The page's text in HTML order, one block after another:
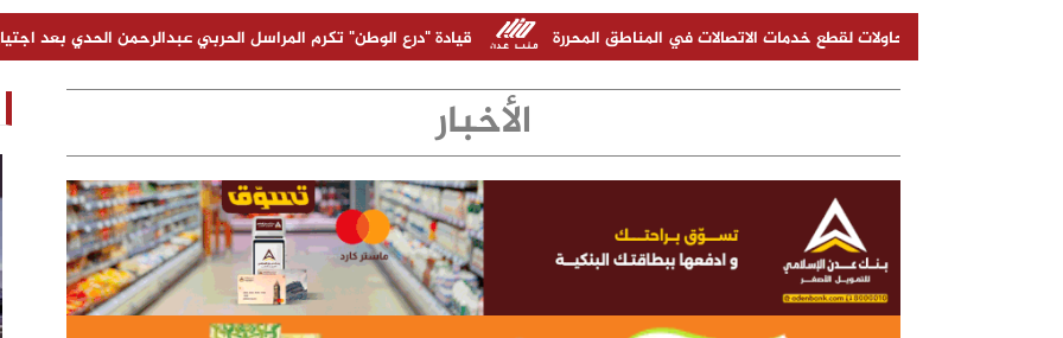
أي محاولات لقطع خدمات الاتصالات في المناطق المحررة قيادة "درع الوطن" تكرم المراسل الحربي عبدالرحمن الحدي بعد اجتيازه دورة
الأخبار
الجندي المجهول (أبو زرعة المحرمي)
مدير شركة "أولاد صلاح" شخص ناجح ونقل
الشركة نقله نوعية خلال سنوات